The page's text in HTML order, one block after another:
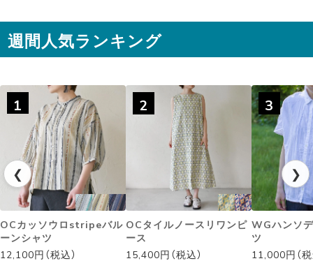
週間人気ランキング
❮
1
OCカッソウロstripeバル
ーンシャツ
12,100円（税込）
2
OCタイルノースリワンピ
ース
15,400円（税込）
3
WGハンソ
ツ
11,000円（税
❯